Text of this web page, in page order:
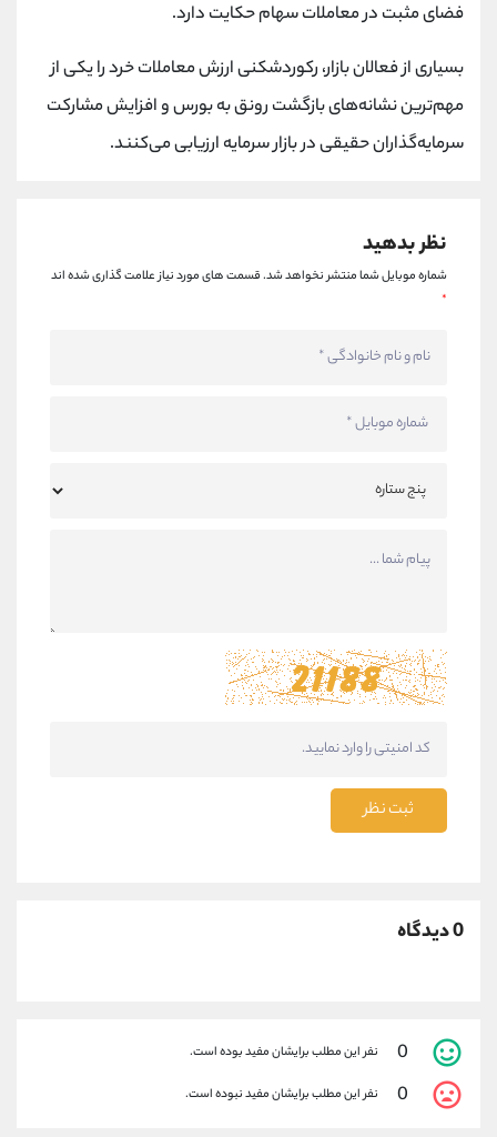
فضای مثبت در معاملات سهام حکایت دارد.
بسیاری از فعالان بازار، رکوردشکنی ارزش معاملات خرد را یکی از
مهم‌ترین نشانه‌های بازگشت رونق به بورس و افزایش مشارکت
سرمایه‌گذاران حقیقی در بازار سرمایه ارزیابی می‌کنند.
نظر بدهید
شماره موبایل شما منتشر نخواهد شد.قسمت های مورد نیاز علامت گذاری شده اند
*
ثبت نظر
0 دیدگاه
0 نفر این مطلب برایشان مفید بوده است.
0 نفر این مطلب برایشان مفید نبوده است.